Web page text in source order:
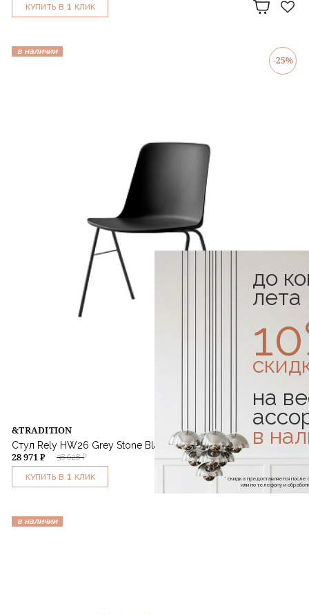
КУПИТЬ В 1 КЛИК
в наличии
-25%
&TRADITION
Стул Rely HW26 Grey Stone Black Base
38 628 ₽
28 971 ₽
КУПИТЬ В 1 КЛИК
в наличии
до
лета
на
в
* скидка предоставляется
или по телефону и